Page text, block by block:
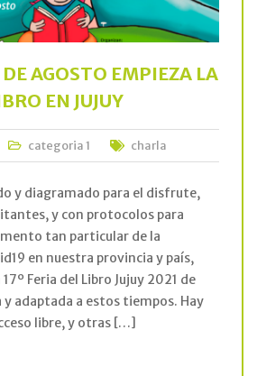
AGOSTO EMPIEZA LA
EN JUJUY
categoria 1 charla
y diagramado para el disfrute,
y con protocolos para
tan particular de la
en nuestra provincia y país,
Feria del Libro Jujuy 2021 de
adaptada a estos tiempos. Hay
libre, y otras […]